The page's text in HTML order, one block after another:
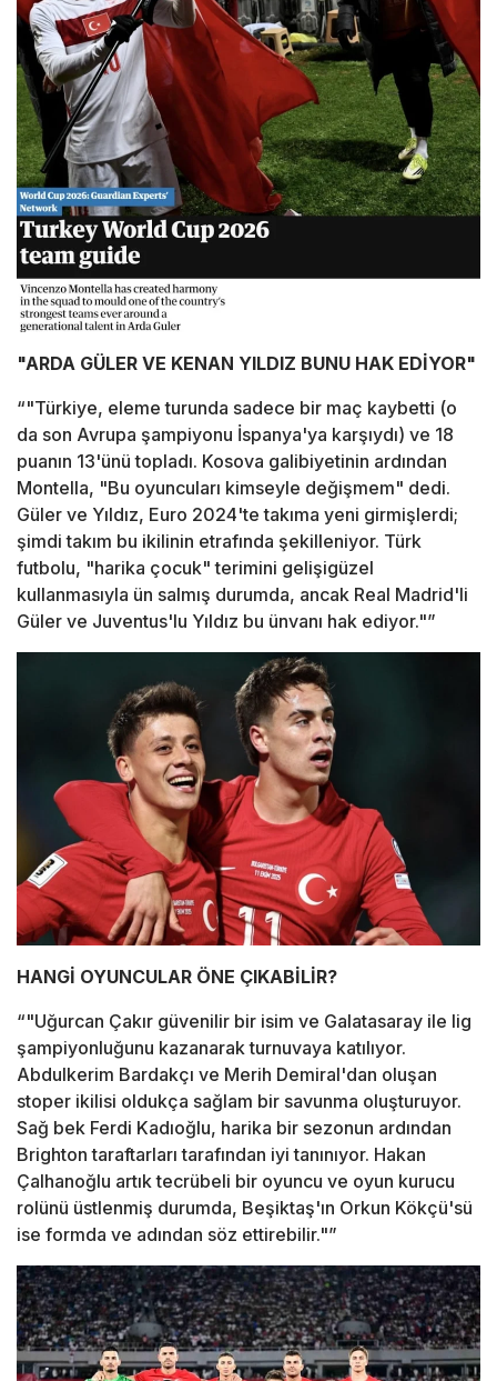
"ARDA GÜLER VE KENAN YILDIZ BUNU HAK EDİYOR"
“"Türkiye, eleme turunda sadece bir maç kaybetti (o
da son Avrupa şampiyonu İspanya'ya karşıydı) ve 18
puanın 13'ünü topladı. Kosova galibiyetinin ardından
Montella, "Bu oyuncuları kimseyle değişmem" dedi.
Güler ve Yıldız, Euro 2024'te takıma yeni girmişlerdi;
şimdi takım bu ikilinin etrafında şekilleniyor. Türk
futbolu, "harika çocuk" terimini gelişigüzel
kullanmasıyla ün salmış durumda, ancak Real Madrid'li
Güler ve Juventus'lu Yıldız bu ünvanı hak ediyor."”
HANGİ OYUNCULAR ÖNE ÇIKABİLİR?
“"Uğurcan Çakır güvenilir bir isim ve Galatasaray ile lig
şampiyonluğunu kazanarak turnuvaya katılıyor.
Abdulkerim Bardakçı ve Merih Demiral'dan oluşan
stoper ikilisi oldukça sağlam bir savunma oluşturuyor.
Sağ bek Ferdi Kadıoğlu, harika bir sezonun ardından
Brighton taraftarları tarafından iyi tanınıyor. Hakan
Çalhanoğlu artık tecrübeli bir oyuncu ve oyun kurucu
rolünü üstlenmiş durumda, Beşiktaş'ın Orkun Kökçü'sü
ise formda ve adından söz ettirebilir."”